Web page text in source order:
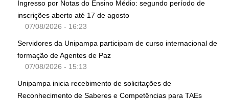
Ingresso por Notas do Ensino Médio: segundo período de
inscrições aberto até 17 de agosto
07/08/2026 - 16:23
Servidores da Unipampa participam de curso internacional de
formação de Agentes de Paz
07/08/2026 - 15:13
Unipampa inicia recebimento de solicitações de
Reconhecimento de Saberes e Competências para TAEs